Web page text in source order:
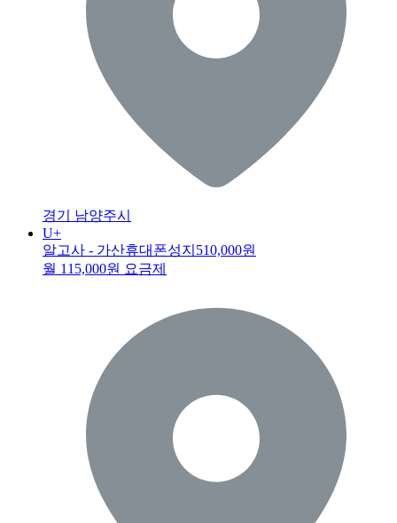
경기 남양주시
U+
알고사 - 가산휴대폰성지 510,000원
월 115,000원 요금제